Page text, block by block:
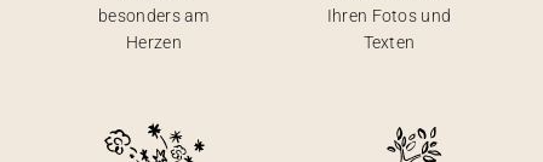
besonders am
Herzen
Ihren Fotos und
Texten